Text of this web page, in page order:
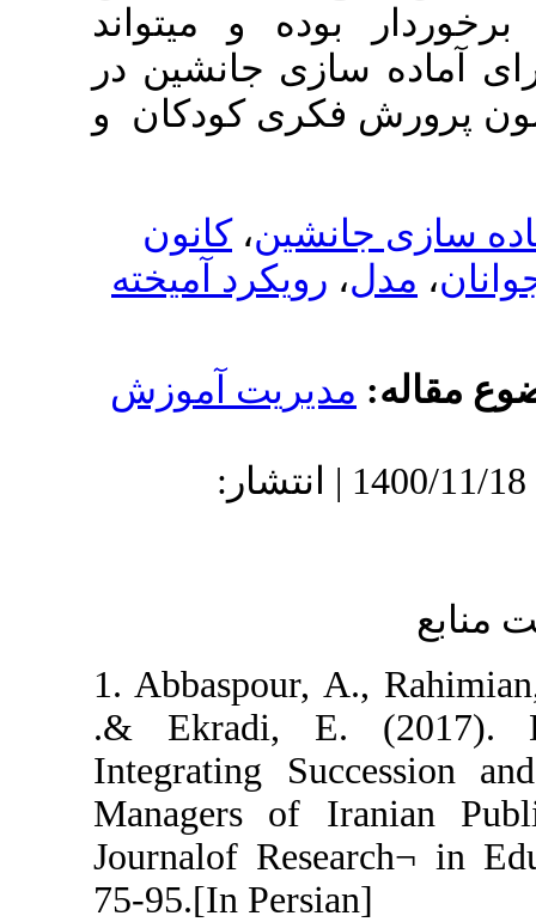
و می­تواند
جانشین در
فکریکودکان­ و
، کانون
،رویکرد آمیخته
آموزش
دریافت: 1400/4/9 | پذیرش: 1400/11/18 | انتشار:
1. Abbaspour,
.& Ekradi,
Integrating
Managers of
Journalof
75-95.[In